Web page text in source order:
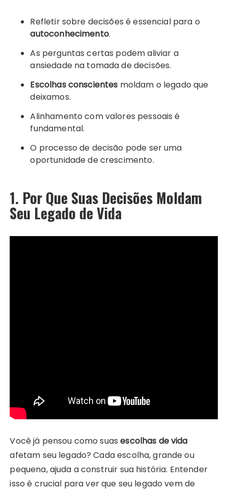
Refletir sobre decisões é essencial para o
autoconhecimento.
As perguntas certas podem aliviar a
ansiedade na tomada de decisões.
Escolhas conscientes moldam o legado que
deixamos.
Alinhamento com valores pessoais é
fundamental.
O processo de decisão pode ser uma
oportunidade de crescimento.
1. Por Que Suas Decisões Moldam
Seu Legado de Vida
Você já pensou como suasescolhas de vida
afetam seu legado? Cada escolha, grande ou
pequena, ajuda a construir sua história. Entender
isso é crucial para ver que seu legado vem de